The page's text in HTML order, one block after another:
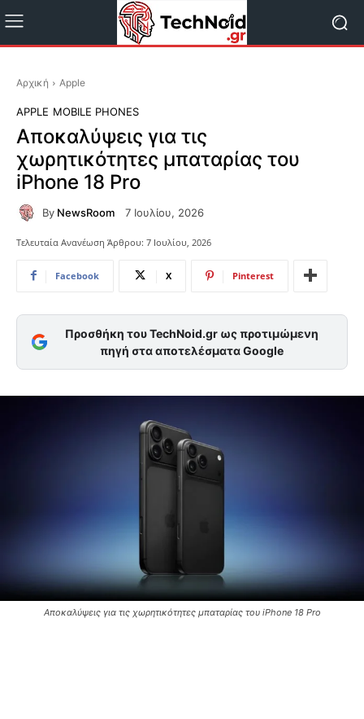
Αρχική Apple
APPLE MOBILE PHONES
Αποκαλύψεις για τις
χωρητικότητες μπαταρίας του
iPhone 18 Pro
By NewsRoom 7 Ιουλίου, 2026
Τελευταία Ανανέωση Άρθρου: 7 Ιουλίου, 2026
Facebook X Pinterest
Προσθήκη του TechNoid.gr ως προτιμώμενη
πηγή στα αποτελέσματα Google
Αποκαλύψεις για τις χωρητικότητες μπαταρίας του iPhone 18 Pro